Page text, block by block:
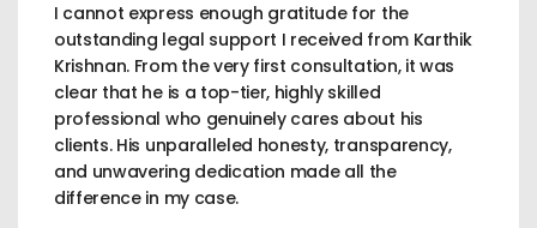
I cannot express enough gratitude for the
outstanding legal support I received from Karthik
Krishnan. From the very first consultation, it was
clear that he is a top-tier, highly skilled
professional who genuinely cares about his
clients. His unparalleled honesty, transparency,
and unwavering dedication made all the
difference in my case.